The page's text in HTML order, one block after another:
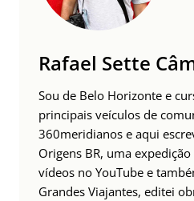
Rafael Sette
Sou de Belo Horizonte e
principais veículos de
360meridianos e aqui
Origens BR, uma
vídeos no YouTube e
Grandes Viajantes, editei